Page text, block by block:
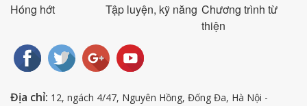
Hóng hớt
Tập luyện, kỹ năng Chương trình từ
thiện
Địa chỉ: 12, ngách 4/47, Nguyên Hồng, Đống Đa, Hà Nội -